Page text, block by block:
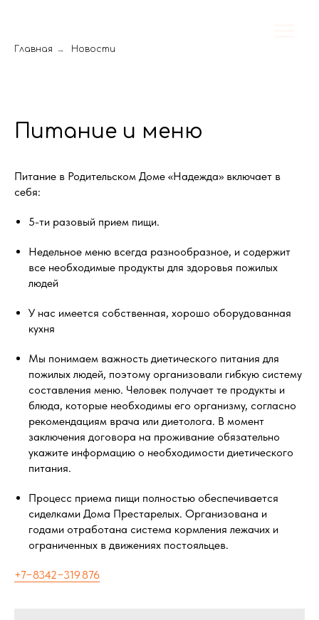
Главная → Новости
Питание и меню
Питание в Родительском Доме «Надежда» включает в
себя:
5-ти разовый прием пищи.
Недельное меню всегда разнообразное, и содержит
все необходимые продукты для здоровья пожилых
людей
У нас имеется собственная, хорошо оборудованная
кухня
Мы понимаем важность диетического питания для
пожилых людей, поэтому организовали гибкую систему
составления меню. Человек получает те продукты и
блюда, которые необходимы его организму, согласно
рекомендациям врача или диетолога. В момент
заключения договора на проживание обязательно
укажите информацию о необходимости диетического
питания.
Процесс приема пищи полностью обеспечивается
сиделками Дома Престарелых. Организована и
годами отработана система кормления лежачих и
ограниченных в движениях постояльцев.
+7−8342−319 876